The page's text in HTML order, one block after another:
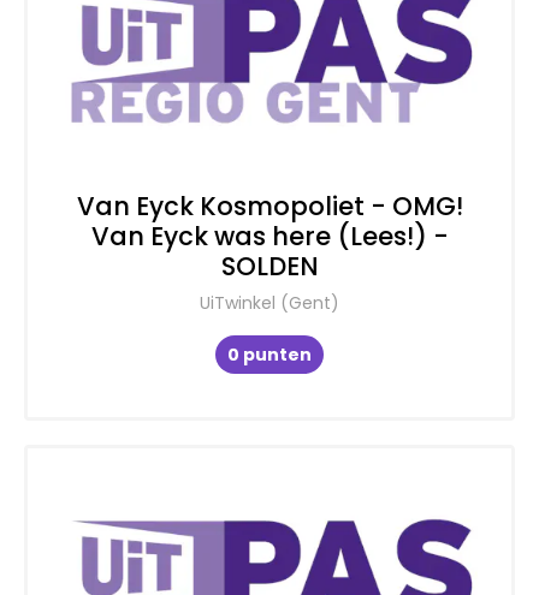
Van Eyck Kosmopoliet - OMG!
Van Eyck was here (Lees!) -
SOLDEN
UiTwinkel (Gent)
0 punten